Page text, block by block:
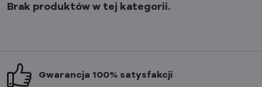
Gwarancja 100% satysfakcji